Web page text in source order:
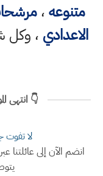
متنوعه،
الاعدادي ،
👇 انتهى
لا تفوت
انضم الآن إلى